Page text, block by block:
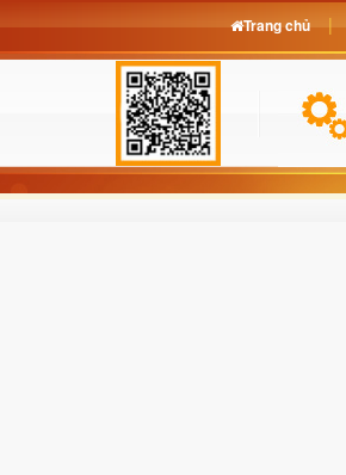
Trang chủ